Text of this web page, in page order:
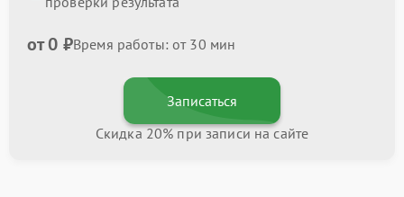
от 0 ₽Время работы: от 30 мин
Записаться
Скидка 20% при записи на сайте